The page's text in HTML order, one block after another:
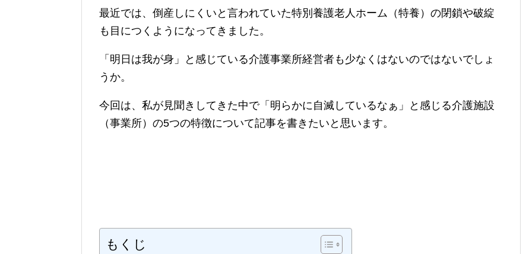
最近では、倒産しにくいと言われていた特別養護老人ホーム（特養）の閉鎖や破綻
も目につくようになってきました。
「明日は我が身」と感じている介護事業所経営者も少なくはないのではないでしょ
うか。
今回は、私が見聞きしてきた中で「明らかに自滅しているなぁ」と感じる介護施設
（事業所）の5つの特徴について記事を書きたいと思います。
もくじ